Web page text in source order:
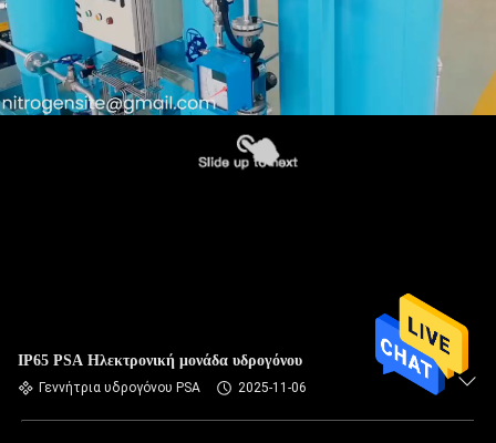
IP65 PSA Ηλεκτρονική μονάδα υδρογόνου
Γεννήτρια υδρογόνου PSA 2025-11-06